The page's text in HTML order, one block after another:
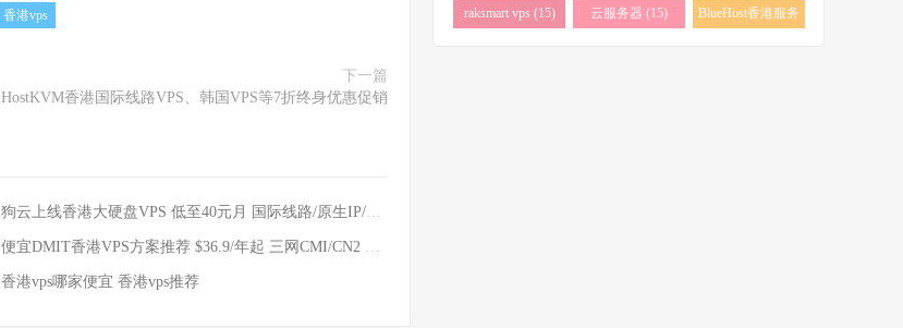
香港vps
下一篇
HostKVM香港国际线路VPS、韩国VPS等7折终身优惠促销
狗云上线香港大硬盘VPS 低至40元月 国际线路/原生IP/高达2TB磁盘
便宜DMIT香港VPS方案推荐 $36.9/年起 三网CMI/CN2 GIA/RETN国际线路
香港vps哪家便宜 香港vps推荐
raksmart vps (15) 云服务器 (15)
BlueHost香港服务